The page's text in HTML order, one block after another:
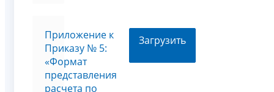
Приложение к
Приказу № 5:
«Формат
представления
расчета по
Загрузить